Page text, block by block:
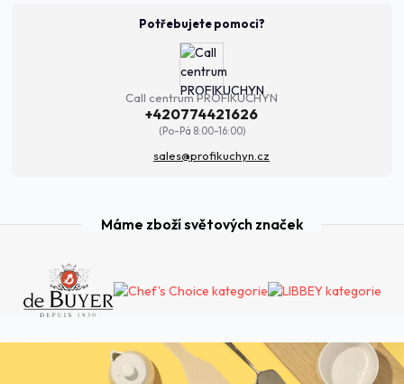
Potřebujete pomoci?
Call centrum PROFIKUCHYN
+420774421626
(Po-Pá 8:00-16:00)
sales@profikuchyn.cz
Máme zboží světových značek